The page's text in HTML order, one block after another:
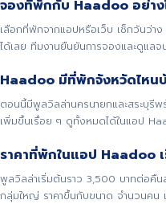
จองที่พักกับ Haadoo อย่าง
เลือกที่พักจากแอปหรือเว็บ เช็กวันว่
ได้เลย ทีมงานยืนยันการจองและดูแล
Haadoo มีที่พักจังหวัดไหน
ตอนนี้มีพูลวิลล่านครนายกและสระบุรี
เพิ่มขึ้นเรื่อย ๆ ดูทั้งหมดได้ในแอป
ราคาที่พักในแอป Haadoo เ
พูลวิลล่าเริ่มต้นราว 3,500 บาทต่อคื
กลุ่มใหญ่ ราคาขึ้นกับขนาด จำนวนคน